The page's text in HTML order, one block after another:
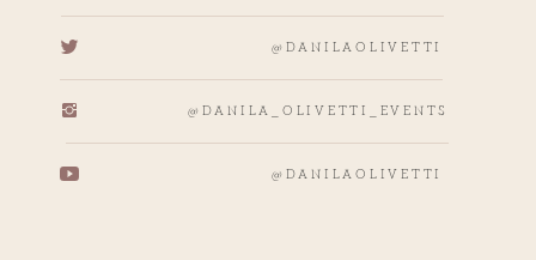
@DANILAOLIVETTI
@DANILA_OLIVETTI_EVENTS
@DANILAOLIVETTI